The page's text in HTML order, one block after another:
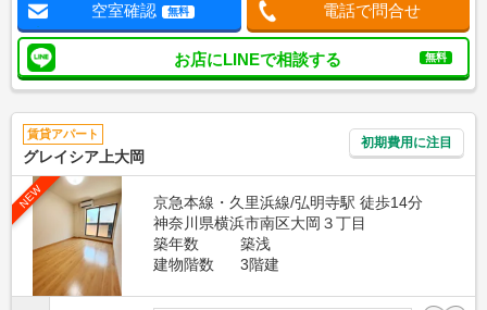
空室確認 無料 電話で問合せ
お店にLINEで相談する 無料
賃貸アパート
グレイシア上大岡
初期費用に注目
NEW
京急本線・久里浜線/弘明寺駅 徒歩14分
神奈川県横浜市南区大岡３丁目
築年数
築浅
建物階数
3階建